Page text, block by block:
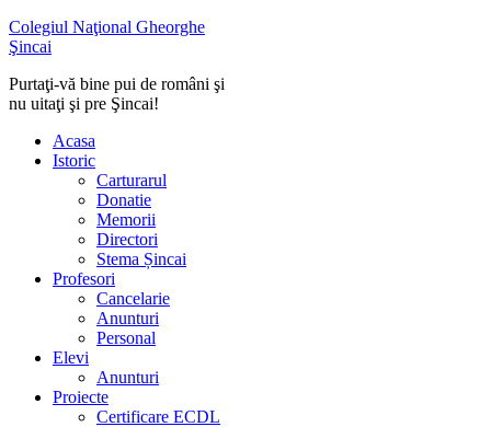
Colegiul Naţional Gheorghe
Şincai
Purtaţi-vă bine pui de români şi
nu uitaţi şi pre Şincai!
Acasa
Istoric
Carturarul
Donatie
Memorii
Directori
Stema Șincai
Profesori
Cancelarie
Anunturi
Personal
Elevi
Anunturi
Proiecte
Certificare ECDL